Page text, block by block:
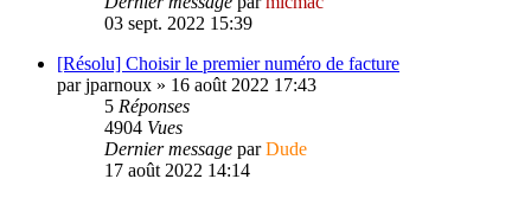
03 sept. 2022 15:39
[Résolu] Choisir le premier numéro de facture
parjparnoux » 16 août 2022 17:43
5 Réponses
4904 Vues
Dernier message parDude
17 août 2022 14:14